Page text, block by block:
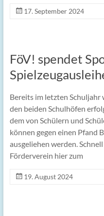
17. September 2024
FöV! spendet
Bereits im letzten Schuljahr
den beiden Schulhöfen
dem von Schülern und
können gegen einen Pfand
ausgeliehen werden.
Förderverein hier zum
19. August 2024